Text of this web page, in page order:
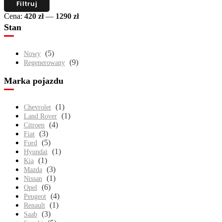
min
max Filtruj
Cena: 420 zł— 1290 zł
Stan
Nowy (5)
Regenerowany (9)
Marka pojazdu
Chevrolet (1)
Land Rover (1)
Citroen (4)
Fiat (3)
Ford (5)
Hyundai (1)
Kia (1)
Mazda (3)
Nissan (1)
Opel (6)
Peugeot (4)
Renault (1)
Saab (3)